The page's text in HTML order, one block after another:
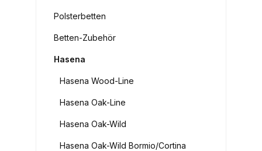
Polsterbetten
Betten-Zubehör
Hasena
Hasena Wood-Line
Hasena Oak-Line
Hasena Oak-Wild
Hasena Oak-Wild Bormio/Cortina